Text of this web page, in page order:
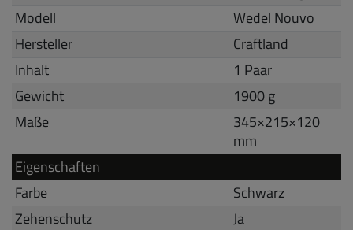
Modell
Wedel Nouvo
Hersteller
Craftland
Inhalt
1 Paar
Gewicht
1900 g
Maße
345×215×120
mm
Eigenschaften
Farbe
Schwarz
Zehenschutz
Ja